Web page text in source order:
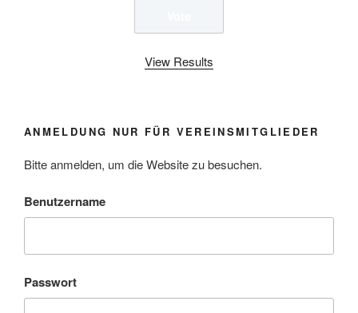
View Results
ANMELDUNG NUR FÜR VEREINSMITGLIEDER
Bitte anmelden, um die Website zu besuchen.
Benutzername
Passwort